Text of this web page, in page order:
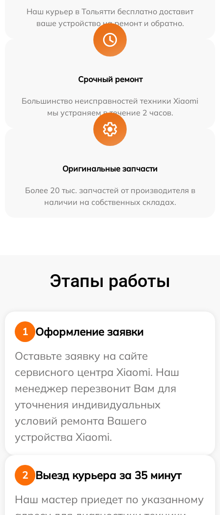
Наш курьер в Тольятти бесплатно доставит
ваше устройство на ремонт и обратно.
Срочный ремонт
Большинство неисправностей техники Xiaomi
мы устраняем в течение 2 часов.
Оригинальные запчасти
Более 20 тыс. запчастей от производителя в
наличии на собственных складах.
Этапы работы
1
Оформление заявки
Оставьте заявку на сайте
сервисного центра Xiaomi. Наш
менеджер перезвонит Вам для
уточнения индивидуальных
условий ремонта Вашего
устройства Xiaomi.
2
Выезд курьера за 35 минут
Наш мастер приедет по указанному